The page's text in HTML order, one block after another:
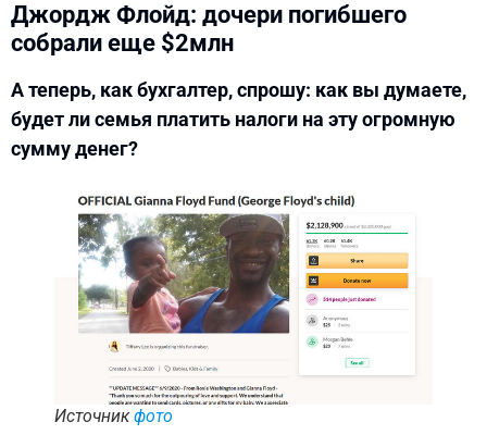
Джордж Флойд: дочери погибшего
собрали еще $2млн
А теперь, как бухгалтер, спрошу: как вы думаете,
будет ли семья платить налоги на эту огромную
сумму денег?
Источникфото